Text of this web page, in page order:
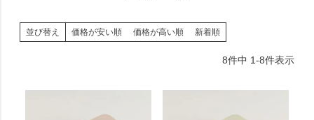
並び替え 価格が安い順 価格が高い順 新着順
8件中 1-8件表示